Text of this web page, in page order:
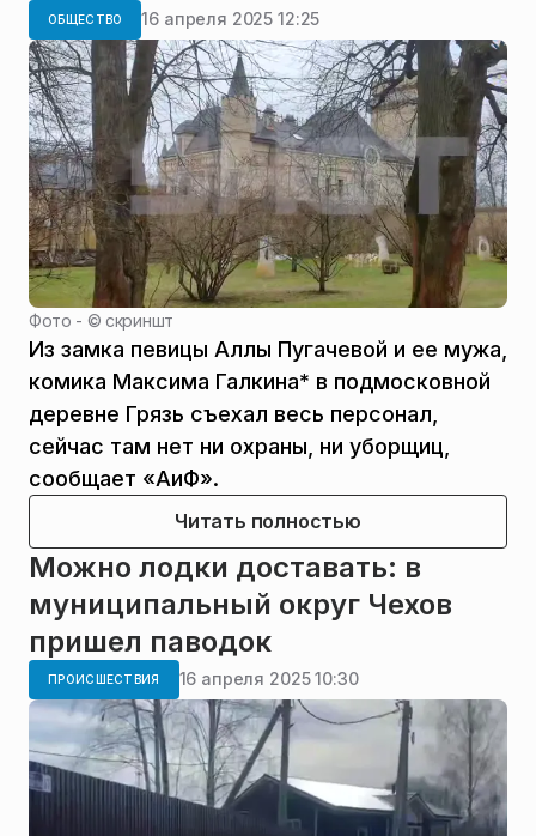
ОБЩЕСТВО 16 апреля 2025 12:25
Фото - © скриншт
Из замка певицы Аллы Пугачевой и ее мужа,
комика Максима Галкина* в подмосковной
деревне Грязь съехал весь персонал,
сейчас там нет ни охраны, ни уборщиц,
сообщает «АиФ».
Читать полностью
Можно лодки доставать: в
муниципальный округ Чехов
пришел паводок
ПРОИСШЕСТВИЯ 16 апреля 2025 10:30